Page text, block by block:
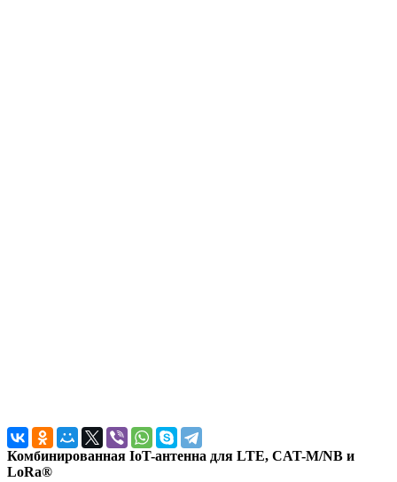
Комбинированная IoT-антенна для LTE, CAT-M/NB и
LoRa®